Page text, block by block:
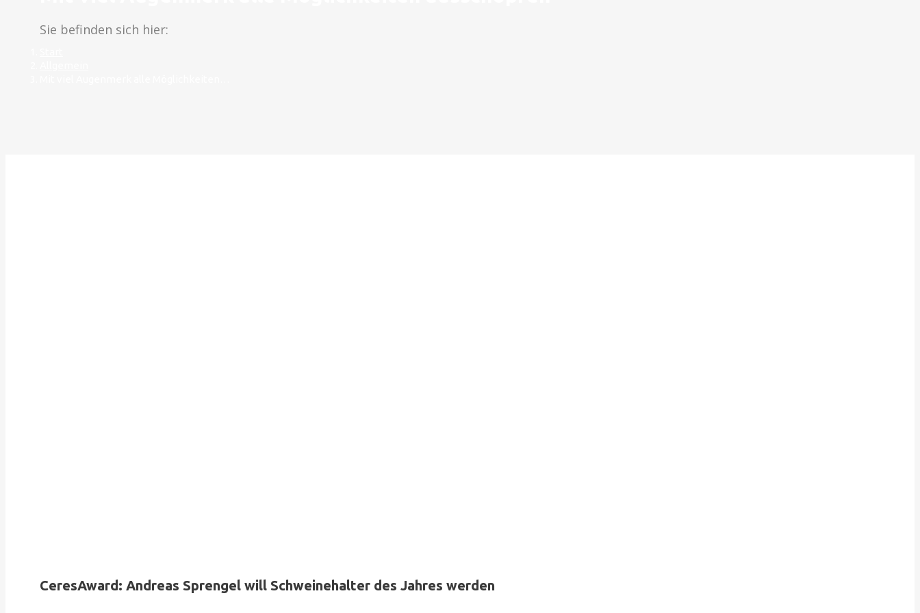
Sie befinden sich hier:
CeresAward: Andreas Sprengel will Schweinehalter des Jahres werden